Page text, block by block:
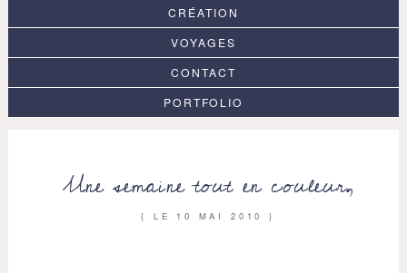
CRÉATION
VOYAGES
CONTACT
PORTFOLIO
Une semaine tout en couleur,
{ LE 10 MAI 2010 }